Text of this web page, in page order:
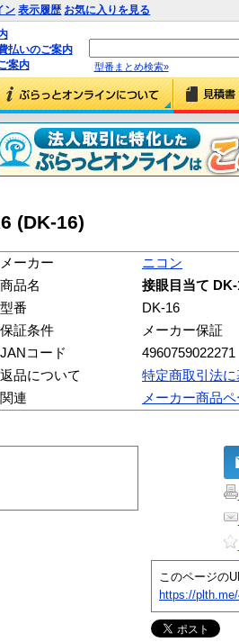
ン 表示履歴 お気に入りを見る
払いのご案内
案内
型番まとめ検索»
(DK-16)
メーカー
ニコン
商品名
接眼目当て DK-
型番
DK-16
保証条件
メーカー保証
JANコード
4960759022271
返品について
特定商取引法
関連
メーカー商品
このページの
https://